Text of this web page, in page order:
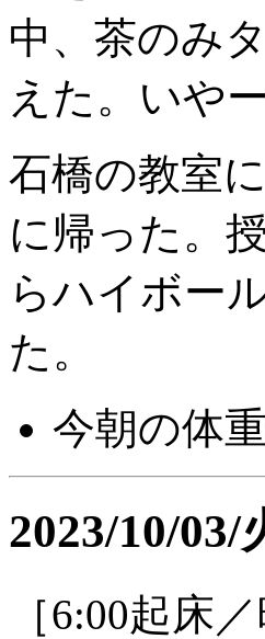
中、茶のみ
えた。いや
石橋の教室
に帰った。
らハイボー
た。
今朝の体
2023/10/03/
［6:00起床